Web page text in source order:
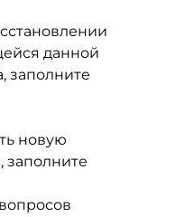
данной
заполните
новую
заполните